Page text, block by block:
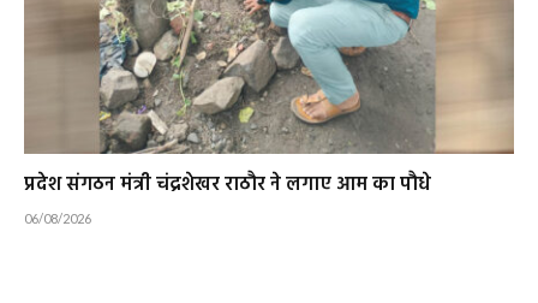
प्रदेश संगठन मंत्री चंद्रशेखर राठौर ने लगाए आम का पौधे
06/08/2026